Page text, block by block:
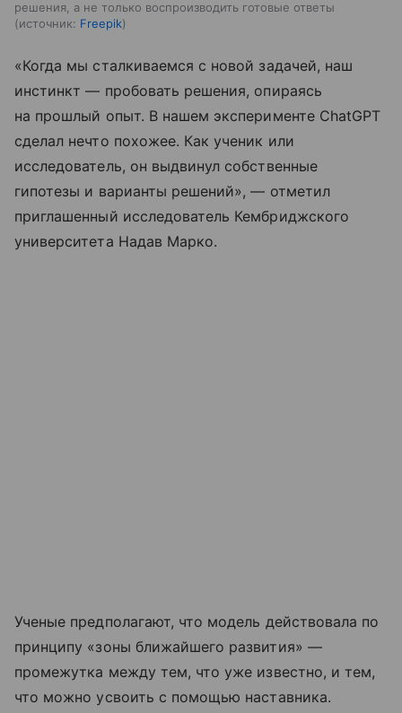
решения, а не только воспроизводить готовые ответы
источник: Freepik
«Когда мы сталкиваемся с новой задачей, наш
инстинкт — пробовать решения, опираясь
на прошлый опыт. В нашем эксперименте ChatGPT
сделал нечто похожее. Как ученик или
исследователь, он выдвинул собственные
гипотезы и варианты решений», — отметил
приглашенный исследователь Кембриджского
университета Надав Марко.
Ученые предполагают, что модель действовала по
принципу «зоны ближайшего развития» —
промежутка между тем, что уже известно, и тем,
что можно усвоить с помощью наставника.